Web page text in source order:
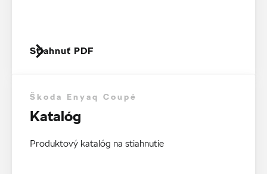
Stiahnuť PDF
Škoda Enyaq Coupé
Katalóg
Produktový katalóg na stiahnutie